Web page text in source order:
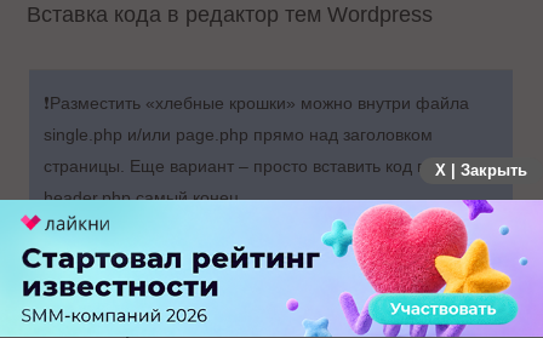
Вставка кода в редактор тем Wordpress
❗️Разместить «хлебные крошки» можно внутри файла
single.php и/или page.php прямо над заголовком
страницы. Еще вариант – просто вставить код в
header.php самый конец.
Нажимаем «Обновить файл». В итоге в
поисковой выдаче у страницы появятся
X | Закрыть